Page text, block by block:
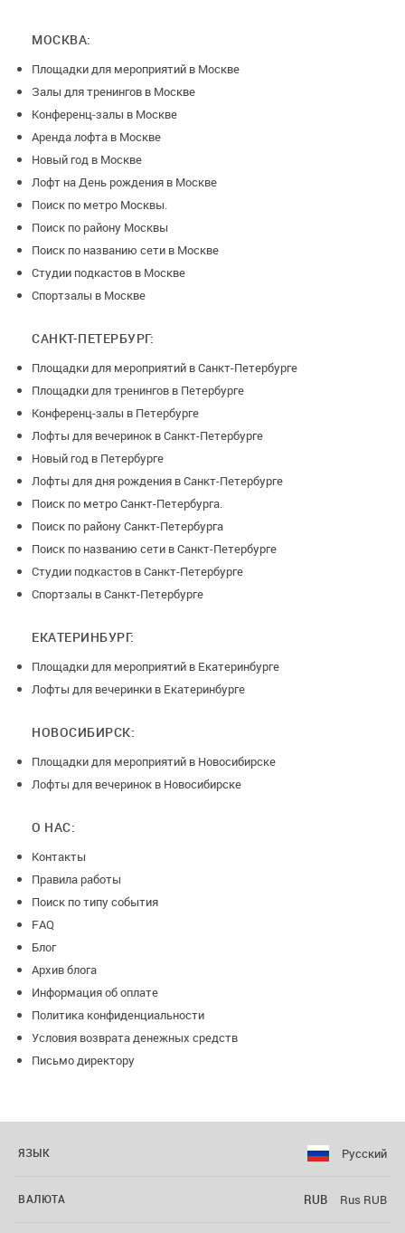
кейтеринга в арт-пространстве «Делос» в формате бизнес-
ланча, кофе-брейка, фуршета или
банкета.
Условия возврата денег при отмене мероприятия:
- менее, чем за неделю до даты мероприятия, сумма
полностью НЕ возвращается.
- более, чем за неделю до даты мероприятия — возврат
Большинство договоров индивидуально с разными
условиями.
МОСКВА:
Площадки для мероприятий в Москве
Залы для тренингов в Москве
Конференц-залы в Москве
Аренда лофта в Москве
Новый год в Москве
Лофт на День рождения в Москве
Поиск по метро Москвы.
Поиск по району Москвы
Поиск по названию сети в Москве
Студии подкастов в Москве
Спортзалы в Москве
САНКТ-ПЕТЕРБУРГ:
Площадки для мероприятий в Санкт-Петербурге
Площадки для тренингов в Петербурге
Конференц-залы в Петербурге
Лофты для вечеринок в Санкт-Петербурге
Новый год в Петербурге
Лофты для дня рождения в Санкт-Петербурге
Поиск по метро Санкт-Петербурга.
Поиск по району Санкт-Петербурга
Поиск по названию сети в Санкт-Петербурге
Студии подкастов в Санкт-Петербурге
Спортзалы в Санкт-Петербурге
ЕКАТЕРИНБУРГ:
Площадки для мероприятий в Екатеринбурге
Лофты для вечеринки в Екатеринбурге
НОВОСИБИРСК:
Площадки для мероприятий в Новосибирске
Лофты для вечеринок в Новосибирске
О НАС:
Контакты
Правила работы
Поиск по типу события
FAQ
Блог
Архив блога
Информация об оплате
Политика конфиденциальности
Условия возврата денежных средств
Письмо директору
ЯЗЫК Русский
ВАЛЮТА RUB Rus RUB